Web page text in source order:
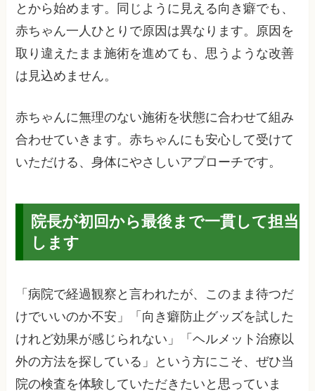
とから始めます。同じように見える向き癖でも、
赤ちゃん一人ひとりで原因は異なります。原因を
取り違えたまま施術を進めても、思うような改善
は見込めません。
赤ちゃんに無理のない施術を状態に合わせて組み
合わせていきます。赤ちゃんにも安心して受けて
いただける、身体にやさしいアプローチです。
院長が初回から最後まで一貫して担当
します
「病院で経過観察と言われたが、このまま待つだ
けでいいのか不安」「向き癖防止グッズを試した
けれど効果が感じられない」「ヘルメット治療以
外の方法を探している」という方にこそ、ぜひ当
院の検査を体験していただきたいと思っていま